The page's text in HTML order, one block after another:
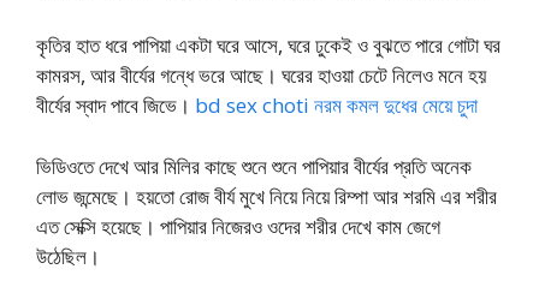
কৃতির হাত ধরে পাপিয়া একটা ঘরে আসে, ঘরে ঢুকেই ও বুঝতে পারে গোটা ঘর
কামরস, আর বীর্যের গন্ধে ভরে আছে। ঘরের হাওয়া চেটে নিলেও মনে হয়
বীর্যের স্বাদ পাবে জিভে। bd sex choti নরম কমল দুধের মেয়ে চুদা
ভিডিওতে দেখে আর মিলির কাছে শুনে শুনে পাপিয়ার বীর্যের প্রতি অনেক
লোভ জন্মেছে। হয়তো রোজ বীর্য মুখে নিয়ে নিয়ে রিম্পা আর শরমি এর শরীর
এত সেক্সি হয়েছে। পাপিয়ার নিজেরও ওদের শরীর দেখে কাম জেগে
উঠেছিল।